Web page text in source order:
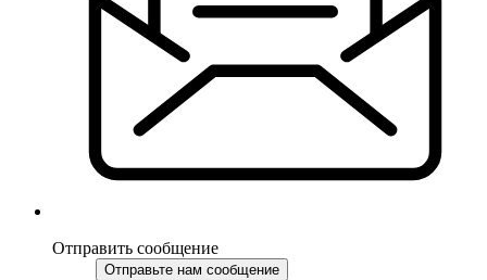
Отправить сообщение
Отправьте нам сообщение